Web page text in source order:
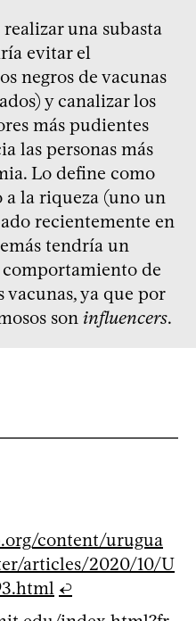
una subasta
evitar el
negros de vacunas
y canalizar los
más pudientes
las personas más
Lo define como
la riqueza (uno un
recientemente en
tendría un
de
ya que por
son influencers.
content/urugua
articles/2020/10/U
3.html ↩